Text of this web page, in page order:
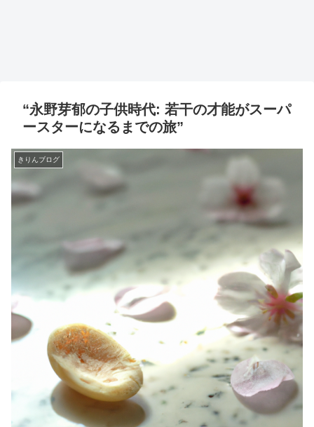
“永野芽郁の子供時代: 若干の才能がスーパ
ースターになるまでの旅”
きりんブログ